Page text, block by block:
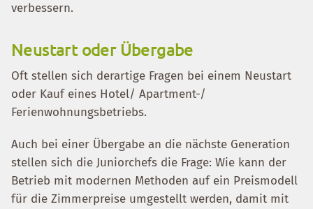
verbessern.
Neustart oder Übergabe
Oft stellen sich derartige Fragen bei einem Neustart
oder Kauf eines Hotel/ Apartment-/
Ferienwohnungsbetriebs.
Auch bei einer Übergabe an die nächste Generation
stellen sich die Juniorchefs die Frage: Wie kann der
Betrieb mit modernen Methoden auf ein Preismodell
für die Zimmerpreise umgestellt werden, damit mit